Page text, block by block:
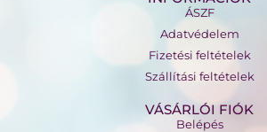
ÁSZF
Adatvédelem
Fizetési feltételek
Szállítási feltételek
VÁSÁRLÓI FIÓK
Belépés